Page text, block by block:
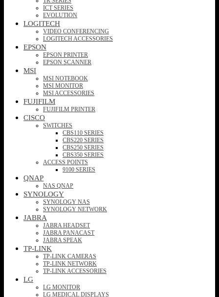
ICT SERIES
EVOLUTION
LOGITECH
VIDEO CONFERENCING
LOGITECH ACCESSORIES
EPSON
EPSON PRINTER
EPSON SCANNER
MSI
MSI NOTEBOOK
MSI MONITOR
MSI ACCESSORIES
FUJIFILM
FUJIFILM PRINTER
CISCO
SWITCHES
CBS110 SERIES
CBS220 SERIES
CBS250 SERIES
CBS350 SERIES
ACCESS POINTS
9100 SERIES
QNAP
NAS QNAP
SYNOLOGY
SYNOLOGY NAS
SYNOLOGY NETWORK
JABRA
JABRA HEADSET
JABRA PANACAST
JABRA SPEAK
TP-LINK
TP-LINK CAMERAS
TP-LINK NETWORK
TP-LINK ACCESSORIES
LG
LG MONITOR
LG MEDICAL DISPLAYS